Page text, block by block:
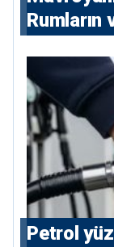
Petrol